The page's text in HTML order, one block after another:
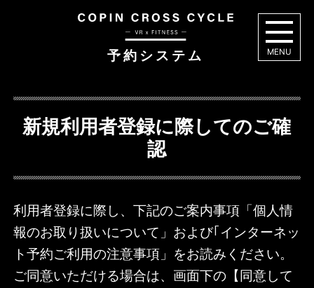
予約システム MENU
新規利用者登録に際してのご確
認
利用者登録に際し、下記のご案内事項「個人情
報のお取り扱いについて」および｢インターネッ
ト予約ご利用の注意事項」をお読みください。
ご同意いただける場合は、画面下の【同意して